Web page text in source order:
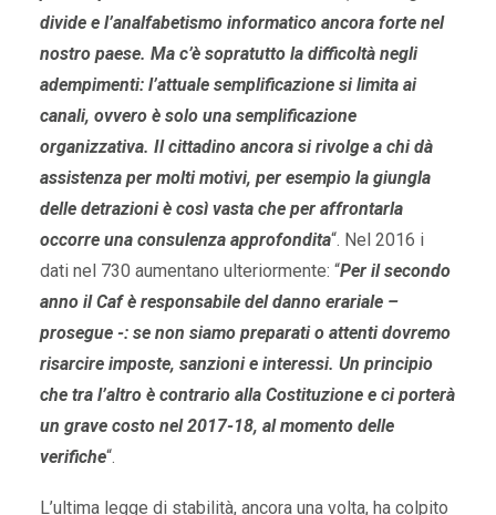
divide e l’analfabetismo informatico ancora forte nel
nostro paese. Ma c’è sopratutto la difficoltà negli
adempimenti: l’attuale semplificazione si limita ai
canali, ovvero è solo una semplificazione
organizzativa. Il cittadino ancora si rivolge a chi dà
assistenza per molti motivi, per esempio la giungla
delle detrazioni è così vasta che per affrontarla
occorre una consulenza approfondita“. Nel 2016 i
dati nel 730 aumentano ulteriormente: “Per il secondo
anno il Caf è responsabile del danno erariale –
prosegue -: se non siamo preparati o attenti dovremo
risarcire imposte, sanzioni e interessi. Un principio
che tra l’altro è contrario alla Costituzione e ci porterà
un grave costo nel 2017-18, al momento delle
verifiche“.
L’ultima legge di stabilità, ancora una volta, ha colpito